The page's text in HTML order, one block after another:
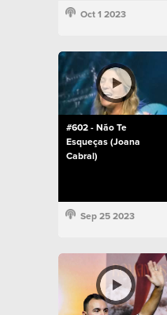
Oct 1 2023
#602 - Não Te
Esqueças (Joana
Cabral)
Sep 25 2023